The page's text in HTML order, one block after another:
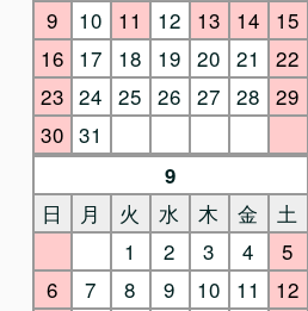
9
10 11 12 13 14 15
16 17 18 19 20 21
22
23 24 25 26 27 28 29
30 31
9
日 月 火 水 木 金
土
1
2 3 4
5
6
7 8 9 10 11
12